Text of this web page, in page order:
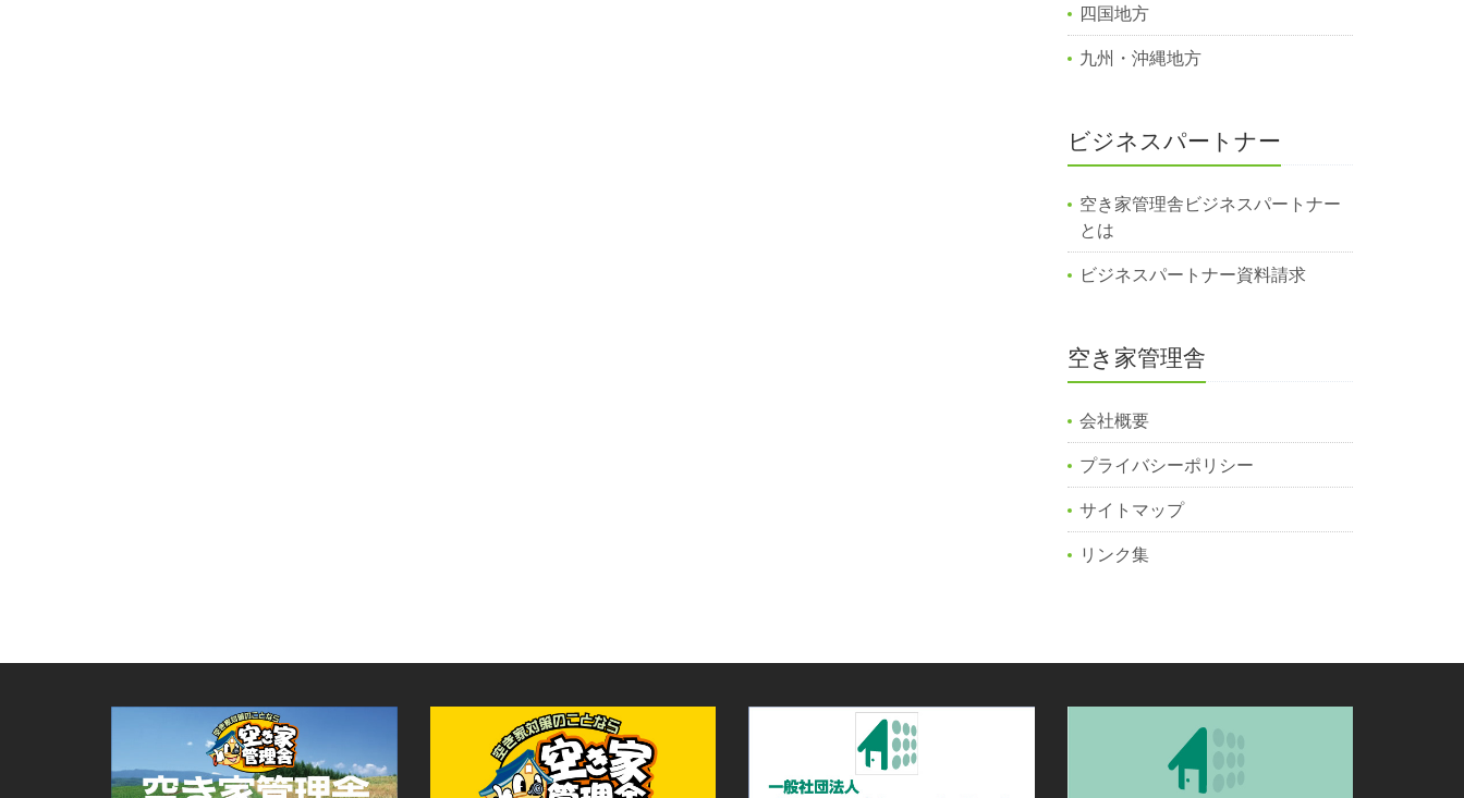
四国地方
九州・沖縄地方
ビジネスパートナー
空き家管理舎ビジネスパートナー
とは
ビジネスパートナー資料請求
空き家管理舎
会社概要
プライバシーポリシー
サイトマップ
リンク集